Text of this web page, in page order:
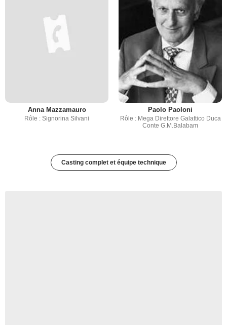
Anna Mazzamauro
Rôle : Signorina Silvani
Paolo Paoloni
Rôle : Mega Direttore Galattico Duca
Conte G.M.Balabam
Casting complet et équipe technique